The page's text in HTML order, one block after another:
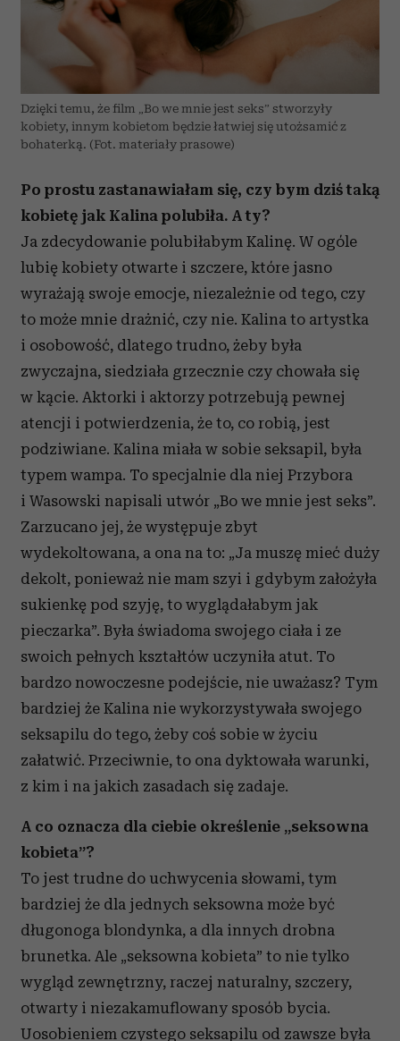
Dzięki temu, że film „Bo we mnie jest seks” stworzyły
kobiety, innym kobietom będzie łatwiej się utożsamić z
bohaterką. (Fot. materiały prasowe)
Po prostu zastanawiałam się, czy bym dziś taką
kobietę jak Kalina polubiła. A ty?
Ja zdecydowanie polubiłabym Kalinę. W ogóle
lubię kobiety otwarte i szczere, które jasno
wyrażają swoje emocje, niezależnie od tego, czy
to może mnie drażnić, czy nie. Kalina to artystka
i osobowość, dlatego trudno, żeby była
zwyczajna, siedziała grzecznie czy chowała się
w kącie. Aktorki i aktorzy potrzebują pewnej
atencji i potwierdzenia, że to, co robią, jest
podziwiane. Kalina miała w sobie seksapil, była
typem wampa. To specjalnie dla niej Przybora
i Wasowski napisali utwór „Bo we mnie jest seks”.
Zarzucano jej, że występuje zbyt
wydekoltowana, a ona na to: „Ja muszę mieć duży
dekolt, ponieważ nie mam szyi i gdybym założyła
sukienkę pod szyję, to wyglądałabym jak
pieczarka”. Była świadoma swojego ciała i ze
swoich pełnych kształtów uczyniła atut. To
bardzo nowoczesne podejście, nie uważasz? Tym
bardziej że Kalina nie wykorzystywała swojego
seksapilu do tego, żeby coś sobie w życiu
załatwić. Przeciwnie, to ona dyktowała warunki,
z kim i na jakich zasadach się zadaje.
A co oznacza dla ciebie określenie „seksowna
kobieta”?
To jest trudne do uchwycenia słowami, tym
bardziej że dla jednych seksowna może być
długonoga blondynka, a dla innych drobna
brunetka. Ale „seksowna kobieta” to nie tylko
wygląd zewnętrzny, raczej naturalny, szczery,
otwarty i niezakamuflowany sposób bycia.
Uosobieniem czystego seksapilu od zawsze była